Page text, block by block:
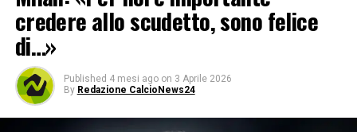
credere allo scudetto, sono felice
di…»
Published 4 mesi ago on 3 Aprile 2026
By Redazione CalcioNews24